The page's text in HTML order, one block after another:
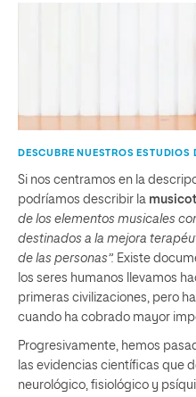
DESCUBRE NUESTROS ESTUDIOS
Si nos centramos en la
podríamos describir la
de los elementos musicales
destinados a la mejora
de las personas”. Existe
los seres humanos llevamos
primeras civilizaciones, pero
cuando ha cobrado mayor
Progresivamente, hemos
las evidencias científicas que
neurológico, fisiológico y